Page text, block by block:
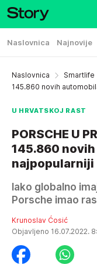
Naslovnica Najnovije
Naslovnica Smartlife
145.860 novih
U HRVATSKOJ RAST
PORSCHE U
145.860
najpopularniji
Iako globalno
Porsche imao
Krunoslav Ćosić
Objavljeno 16.07.2022.